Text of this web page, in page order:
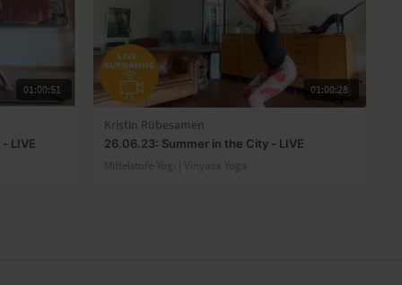
01:00:51
LIVE
01:00:28
Kristin Rübesamen
26.06.23: Summer in the City - LIVE
Mittelstufe-Yogi | Vinyasa Yoga